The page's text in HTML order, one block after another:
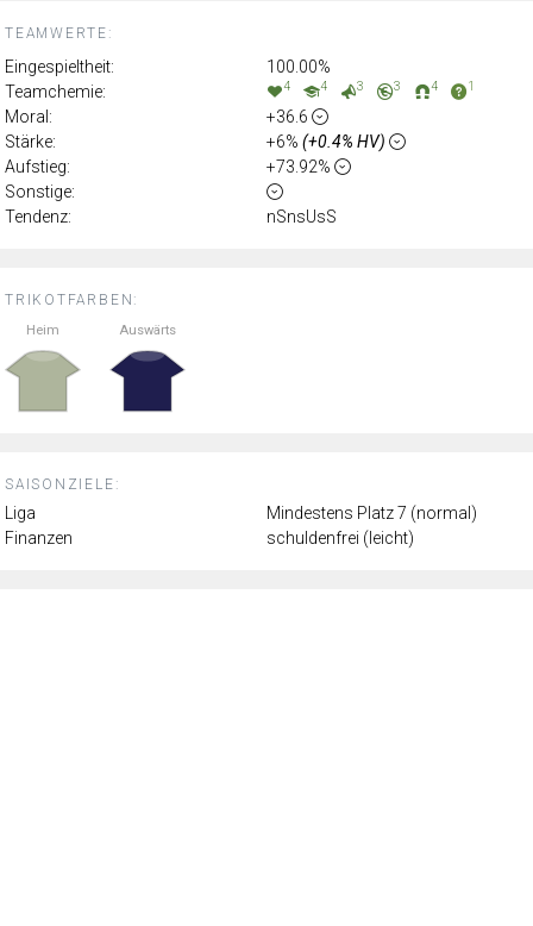
TRIKOTFARBEN:
Heim Auswärts
SAISONZIELE:
Liga
Mindestens Platz 7 (normal)
Finanzen
schuldenfrei (leicht)
TEAMWERTE:
Eingespieltheit:
100.00%
Teamchemie:
4 4 3 3 4 1
Moral:
+36.6
Stärke:
+6% (+0.4% HV)
Aufstieg:
+73.92%
Sonstige:
Tendenz:
nSnsUsS